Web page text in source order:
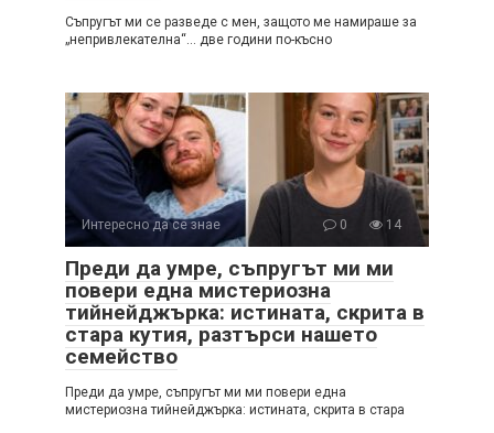
Съпругът ми се разведе с мен, защото ме намираше за
„непривлекателна“… две години по-късно
Интересно да се знае 0 14
Преди да умре, съпругът ми ми
повери една мистериозна
тийнейджърка: истината, скрита в
стара кутия, разтърси нашето
семейство
Преди да умре, съпругът ми ми повери една
мистериозна тийнейджърка: истината, скрита в стара